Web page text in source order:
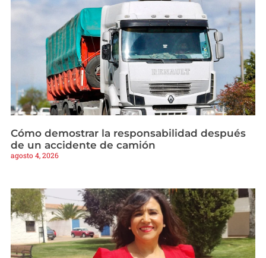
Cómo demostrar la responsabilidad después
de un accidente de camión
agosto 4, 2026